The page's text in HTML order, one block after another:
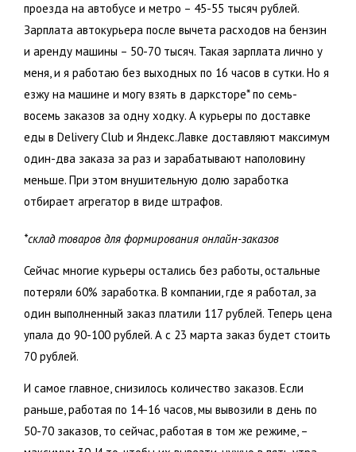
проезда на автобусе и метро – 45-55 тысяч рублей.
Зарплата автокурьера после вычета расходов на бензин
и аренду машины – 50-70 тысяч. Такая зарплата лично у
меня, и я работаю без выходных по 16 часов в сутки. Но я
езжу на машине и могу взять в дарксторе* по семь-
восемь заказов за одну ходку. А курьеры по доставке
еды в Delivery Club и Яндекс.Лавке доставляют максимум
один-два заказа за раз и зарабатывают наполовину
меньше. При этом внушительную долю заработка
отбирает агрегатор в виде штрафов.
*склад товаров для формирования онлайн-заказов
Сейчас многие курьеры остались без работы, остальные
потеряли 60% заработка. В компании, где я работал, за
один выполненный заказ платили 117 рублей. Теперь цена
упала до 90-100 рублей. А с 23 марта заказ будет стоить
70 рублей.
И самое главное, снизилось количество заказов. Если
раньше, работая по 14-16 часов, мы вывозили в день по
50-70 заказов, то сейчас, работая в том же режиме, –